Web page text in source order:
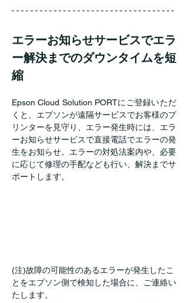
エラーお知らせサービスでエラ
ー解決までのダウンタイムを短
縮
Epson Cloud Solution PORTにご登録いただ
くと、エプソンが遠隔サービスでお客様のプ
リンターを見守り、エラー発生時には、エラ
ーお知らせサービスで直接電話でエラーの発
生をお知らせ。エラーの対処法案内や、必要
に応じて修理の手配なども行い、解決までサ
ポートします。
(注)故障の可能性のあるエラーが発生したこ
とをエプソン側で検知した場合に、ご連絡い
たします。